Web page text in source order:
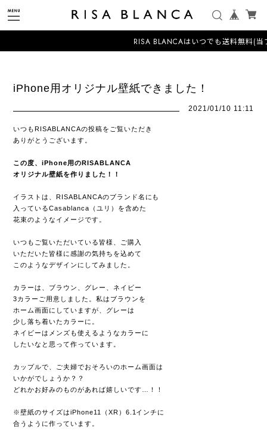
RISA BLANCAはいつでも送料無料(当ブ
iPhone用オリジナル壁紙できました！
2021/01/10 11:11
いつもRISABLANCAの投稿をご覧いただき
ありがとうございます。
この度、iPhone用のRISABLANCA
オリジナル壁紙を作りました！！
イラストは、RISABLANCAのブランド名にも
入っているCasablanca（ユリ）を含めた
花束のようなイメージです。
いつもご覧いただいている皆様、ご購入
いただいた皆様に感謝の気持ちを込めて
このようなデザインにしてみました。
カラーは、ブラウン、グレー、ネイビー
3カラーご用意しました。私はブラウンを
ホーム画面にしていますが、グレーは
少し落ち着いたカラーに。
ネイビーはメンズも使えるようなカラーに
したいなと思って作っています。
カップルで、ご夫婦でおそろいのホーム画面は
いかがでしょうか？？
どれかお好みのものがあれば嬉しいです…！！
※壁紙のサイズはiPhone11（XR）6.1インチに
合うように作っています。